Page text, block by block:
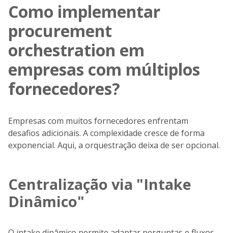
Como implementar
procurement
orchestration em
empresas com múltiplos
fornecedores?
Empresas com muitos fornecedores enfrentam
desafios adicionais. A complexidade cresce de forma
exponencial. Aqui, a orquestração deixa de ser opcional.
Centralização via "Intake
Dinâmico"